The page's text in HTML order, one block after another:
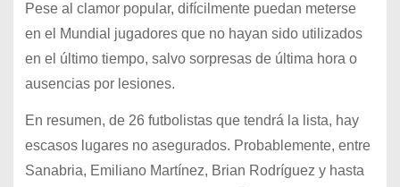
Pese al clamor popular, difícilmente puedan meterse
en el Mundial jugadores que no hayan sido utilizados
en el último tiempo, salvo sorpresas de última hora o
ausencias por lesiones.
En resumen, de 26 futbolistas que tendrá la lista, hay
escasos lugares no asegurados. Probablemente, entre
Sanabria, Emiliano Martínez, Brian Rodríguez y hasta